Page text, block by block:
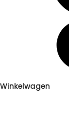
Winkelwagen